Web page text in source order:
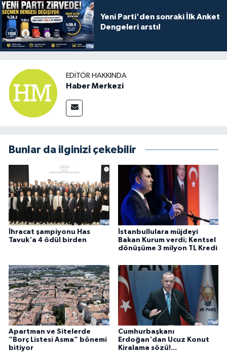
Yeni Parti'den sonraki İlk Anket
Dengeleri arstı!
EDITÖR HAKKINDA
Haber Merkezi
Bunlar da ilginizi çekebilir
İhracat şampiyonu Has
Tavuk'a 4 ödül birden
İstanbullulara müjdeyi
Bakan Kurum verdi; Kentsel
dönüşüme 3 milyon TL Kredi
Apartman ve Sitelerde
“Borç Listesi Asma” bönemi
bitiyor
Cumhurbaşkanı
Erdoğan'dan Ucuz Konut
Kiralama sözü!...